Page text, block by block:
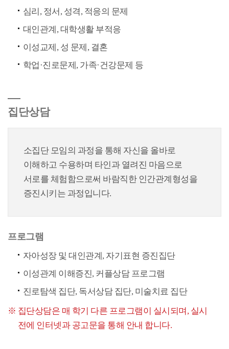
심리, 정서, 성격, 적응의 문제
대인관계, 대학생활 부적응
이성교제, 성 문제, 결혼
학업·진로문제, 가족·건강문제 등
집단상담
소집단 모임의 과정을 통해 자신을 올바로
이해하고 수용하며 타인과 열려진 마음으로
서로를 체험함으로써 바람직한 인간관계형성을
증진시키는 과정입니다.
프로그램
자아성장 및 대인관계, 자기표현 증진집단
이성관계 이해증진, 커플상담 프로그램
진로탐색 집단, 독서상담 집단, 미술치료 집단
집단상담은 매 학기 다른 프로그램이 실시되며, 실시
전에 인터넷과 공고문을 통해 안내 합니다.